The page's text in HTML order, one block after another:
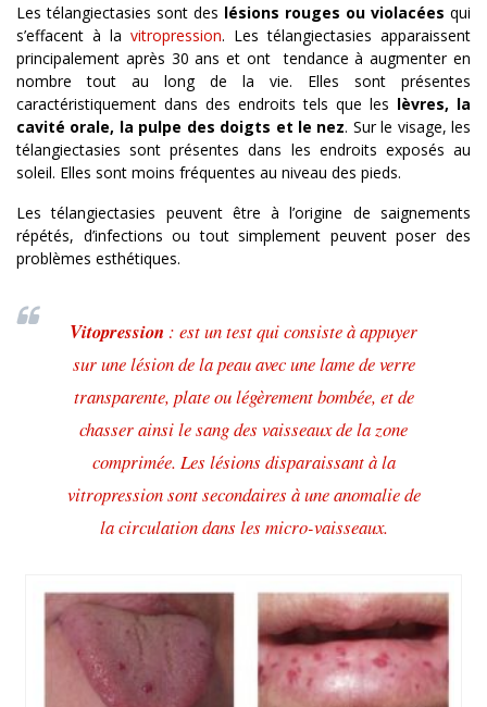
Les télangiectasies sont des lésions rouges ou violacées qui
s’effacent à la vitropression. Les télangiectasies apparaissent
principalement après 30 ans et ont tendance à augmenter en
nombre tout au long de la vie. Elles sont présentes
caractéristiquement dans des endroits tels que les lèvres, la
cavité orale, la pulpe des doigts et le nez. Sur le visage, les
télangiectasies sont présentes dans les endroits exposés au
soleil. Elles sont moins fréquentes au niveau des pieds.
Les télangiectasies peuvent être à l’origine de saignements
répétés, d’infections ou tout simplement peuvent poser des
problèmes esthétiques.
Vitopression : est un test qui consiste à appuyer
sur une lésion de la peau avec une lame de verre
transparente, plate ou légèrement bombée, et de
chasser ainsi le sang des vaisseaux de la zone
comprimée. Les lésions disparaissant à la
vitropression sont secondaires à une anomalie de
la circulation dans les micro-vaisseaux.